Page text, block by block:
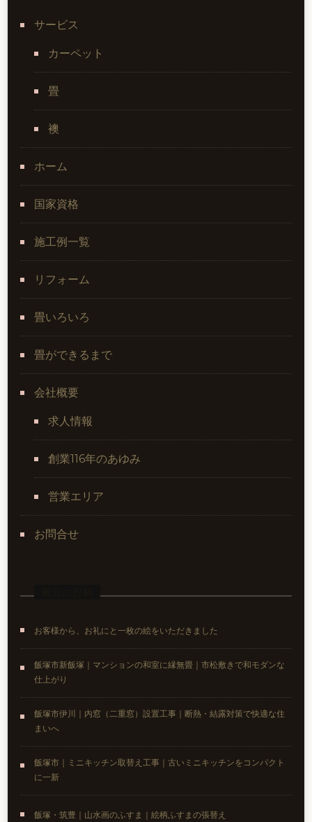
サービス
カーペット
畳
襖
ホーム
国家資格
施工例一覧
リフォーム
畳いろいろ
畳ができるまで
会社概要
求人情報
創業116年のあゆみ
営業エリア
お問合せ
お客様から、お礼にと一枚の絵をいただきました
飯塚市新飯塚｜マンションの和室に縁無畳｜市松敷きで和モダンな
仕上がり
飯塚市伊川｜内窓（二重窓）設置工事｜断熱・結露対策で快適な住
まいへ
飯塚市｜ミニキッチン取替え工事｜古いミニキッチンをコンパクト
に一新
飯塚・筑豊｜山水画のふすま｜絵柄ふすまの張替え